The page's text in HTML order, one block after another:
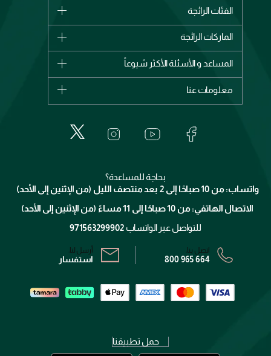
الفئات الرائجة
الأكثر مبيعاً
اشترِ بطاقة هدية
الماركات الرائجة
بربري
إيف سان لوران
المساعد و الأسئلة الأكثر شيوعاً
الإرجاع
معلومات عنا
خدمات المعارض
برنامج الولاء ميوز
الشروط و الأحكام
سياسة الخصوصية
بحاجة للمساعدة؟
واتساب: من 10 صباحًا إلى 2 بعد منتصف الليل (من الإثنين إلى الأحد)
الاتصال الهاتفي: من 10 صباحًا إلى 11 مساءً (من الإثنين إلى الأحد)
للتواصل عبر الواتساب 971563299902
اتصل بنا:
800 965 664
أرسل لنا:
استفسار
حمل تطبيقنا